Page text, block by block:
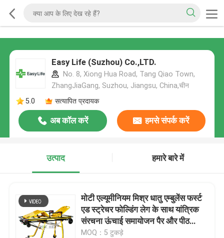
Easy Life (Suzhou) Co.,LTD.
No. 8, Xiong Hua Road, Tang Qiao Town,
ZhangJiaGang, Suzhou, Jiangsu, China,चीन
5.0
सत्यापित प्रदायक
अब कॉल करें हमसे संपर्क करें
उत्पाद हमारे बारे में
मोटी एल्यूमीनियम मिश्र धातु एम्बुलेंस फर्स्ट
एड स्ट्रेचर फोल्डिंग लेग के साथ यांत्रिक
संरचना ऊंचाई समायोजन पैर और पीठ
समायोजन
MOQ：5 टुकड़े